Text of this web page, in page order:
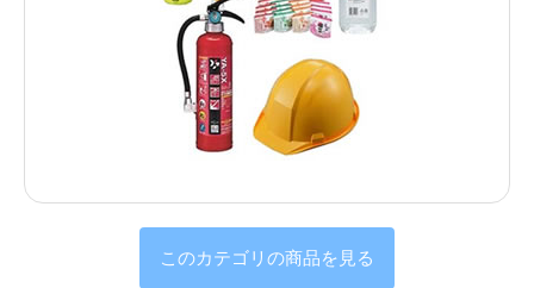
このカテゴリの商品を見る